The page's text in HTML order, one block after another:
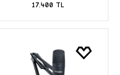
17.400 TL